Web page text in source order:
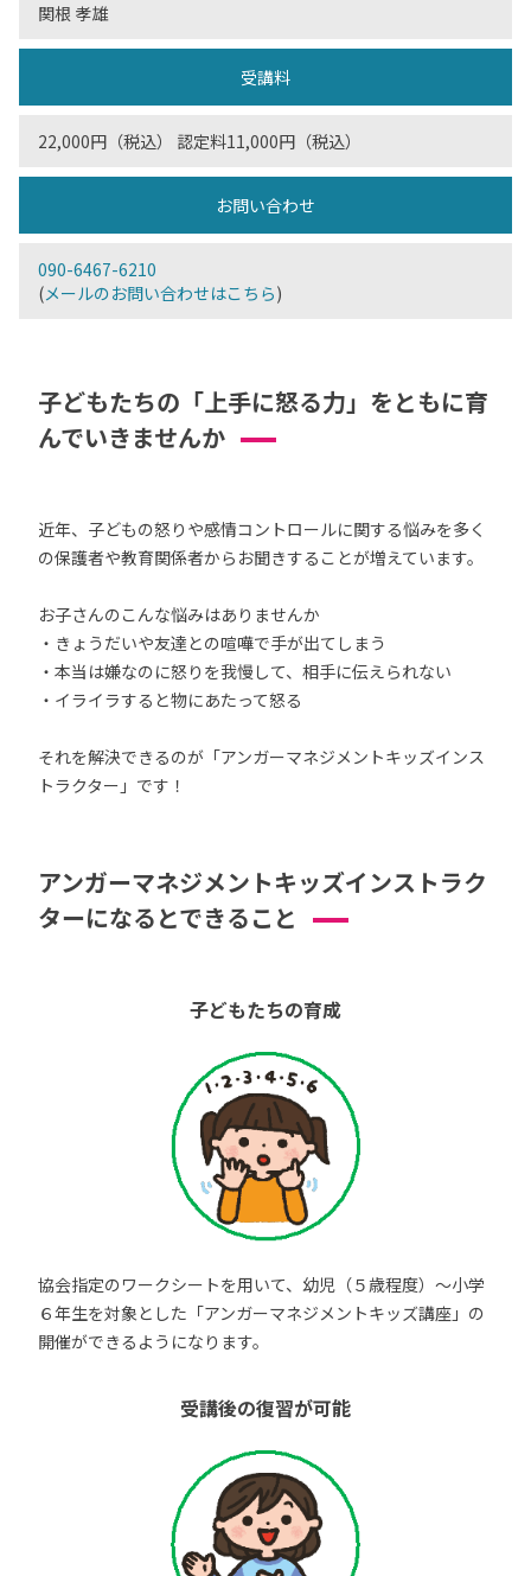
関根 孝雄
受講料
22,000円（税込） 認定料11,000円（税込）
お問い合わせ
090-6467-6210
(メールのお問い合わせはこちら)
子どもたちの「上手に怒る力」をともに育
んでいきませんか
近年、子どもの怒りや感情コントロールに関する悩みを多く
の保護者や教育関係者からお聞きすることが増えています。
お子さんのこんな悩みはありませんか
・きょうだいや友達との喧嘩で手が出てしまう
・本当は嫌なのに怒りを我慢して、相手に伝えられない
・イライラすると物にあたって怒る
それを解決できるのが「アンガーマネジメントキッズインス
トラクター」です！
アンガーマネジメントキッズインストラク
ターになるとできること
子どもたちの育成
協会指定のワークシートを用いて、幼児（５歳程度）～小学
６年生を対象とした「アンガーマネジメントキッズ講座」の
開催ができるようになります。
受講後の復習が可能